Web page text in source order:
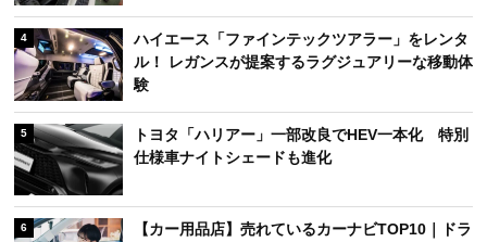
4
ハイエース「ファインテックツアラー」をレンタ
ル！ レガンスが提案するラグジュアリーな移動体
験
5
トヨタ「ハリアー」一部改良でHEV一本化 特別
仕様車ナイトシェードも進化
6
【カー用品店】売れているカーナビTOP10｜ドラ